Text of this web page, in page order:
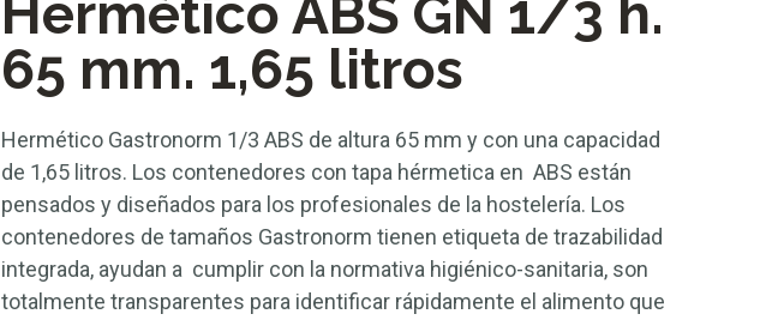
Hermético ABS GN 1/3 h.
65 mm. 1,65 litros
Hermético Gastronorm 1/3 ABS de altura 65 mm y con una capacidad
de 1,65 litros. Los contenedores con tapa hérmetica en ABS están
pensados y diseñados para los profesionales de la hostelería. Los
contenedores de tamaños Gastronorm tienen etiqueta de trazabilidad
integrada, ayudan a cumplir con la normativa higiénico-sanitaria, son
totalmente transparentes para identificar rápidamente el alimento que